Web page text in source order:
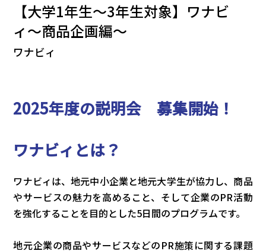
【大学1年生〜3年生対象】ワナビ
ィ〜商品企画編〜
ワナビィ
2025年度の説明会 募集開始！
ワナビィとは？
ワナビィは、地元中小企業と地元大学生が協力し、商品
やサービスの魅力を高めること、そして企業のPR活動
を強化することを目的とした5日間のプログラムです。
地元企業の商品やサービスなどのPR施策に関する課題